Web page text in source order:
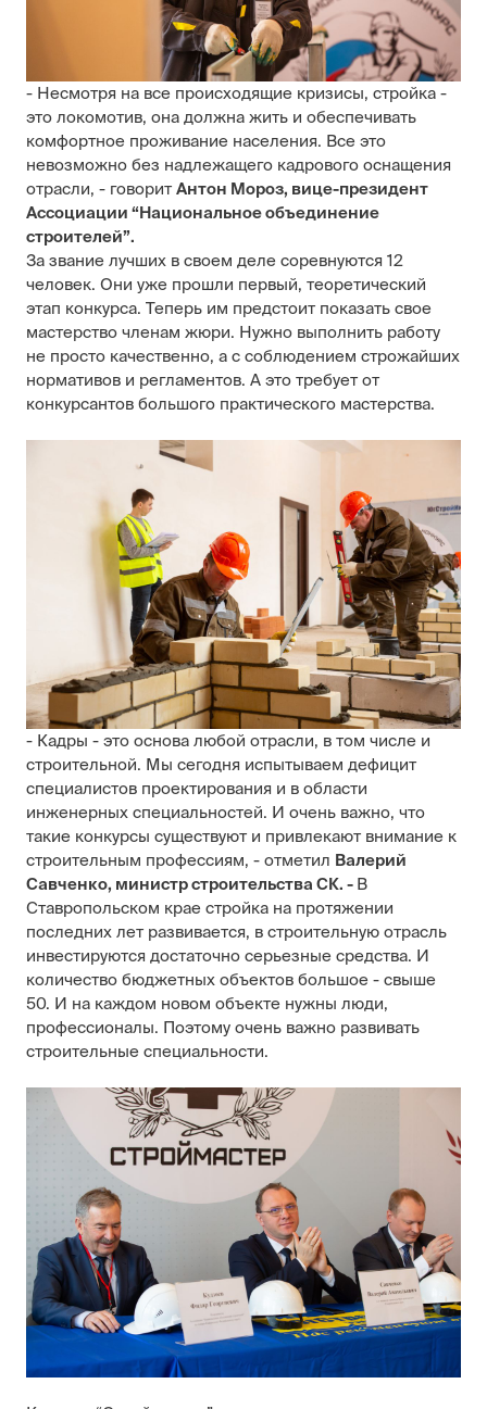
- Несмотря на все происходящие кризисы, стройка -
это локомотив, она должна жить и обеспечивать
комфортное проживание населения. Все это
невозможно без надлежащего кадрового оснащения
отрасли, - говорит Антон Мороз, вице-президент
Ассоциации “Национальное объединение
строителей”.
За звание лучших в своем деле соревнуются 12
человек. Они уже прошли первый, теоретический
этап конкурса. Теперь им предстоит показать свое
мастерство членам жюри. Нужно выполнить работу
не просто качественно, а с соблюдением строжайших
нормативов и регламентов. А это требует от
конкурсантов большого практического мастерства.
- Кадры - это основа любой отрасли, в том числе и
строительной. Мы сегодня испытываем дефицит
специалистов проектирования и в области
инженерных специальностей. И очень важно, что
такие конкурсы существуют и привлекают внимание к
строительным профессиям, - отметил Валерий
Савченко, министр строительства СК. - В
Ставропольском крае стройка на протяжении
последних лет развивается, в строительную отрасль
инвестируются достаточно серьезные средства. И
количество бюджетных объектов большое - свыше
50. И на каждом новом объекте нужны люди,
профессионалы. Поэтому очень важно развивать
строительные специальности.